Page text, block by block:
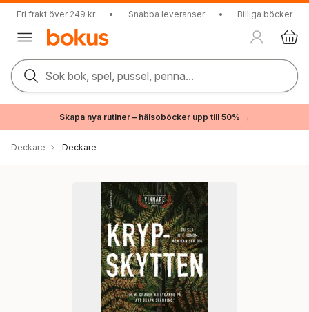
Fri frakt över 249 kr • Snabba leveranser • Billiga böcker
Sök bok, spel, pussel, penna...
Skapa nya rutiner – hälsoböcker upp till 50% →
Deckare Deckare